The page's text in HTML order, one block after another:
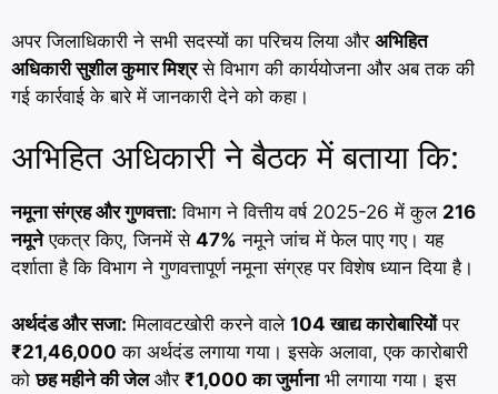
अपर जिलाधिकारी ने सभी सदस्यों का परिचय लिया और अभिहित
अधिकारी सुशील कुमार मिश्रसे विभाग की कार्ययोजना और अब तक की
गई कार्रवाई के बारे में जानकारी देने को कहा।
अभिहित अधिकारी ने बैठक में बताया कि:
नमूना संग्रह और गुणवत्ता: विभाग ने वित्तीय वर्ष 2025-26 में कुल 216
नमूनेएकत्र किए, जिनमें से 47% नमूने जांच में फेल पाए गए। यह
दर्शाता है कि विभाग ने गुणवत्तापूर्ण नमूना संग्रह पर विशेष ध्यान दिया है।
अर्थदंड और सजा: मिलावटखोरी करने वाले 104 खाद्य कारोबारियोंपर
₹21,46,000 का अर्थदंड लगाया गया। इसके अलावा, एक कारोबारी
कोछह महीने की जेलऔर ₹1,000 का जुर्मानाभी लगाया गया। इस